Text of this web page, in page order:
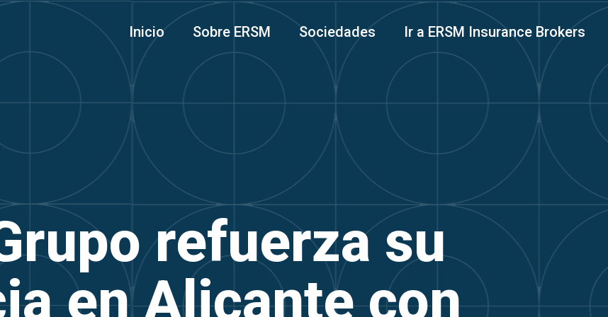
Inicio Sobre ERSM Sociedades Ir a ERSM Insurance Brokers
refuerza su
en Alicante con